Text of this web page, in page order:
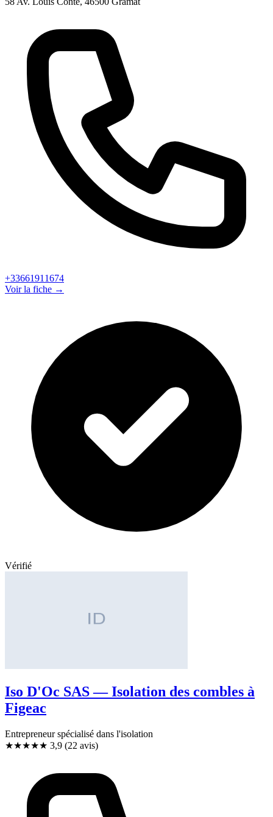
+33661911674
Voir la fiche →
Vérifié
Iso D'Oc SAS — Isolation des combles à
Figeac
Entrepreneur spécialisé dans l'isolation
★★★★★ 3,9 (22 avis)